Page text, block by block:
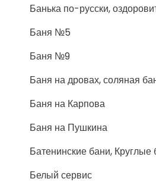
Банька по-русски,
Баня №5
Баня №9
Баня на дровах, соляная
Баня на Карпова
Баня на Пушкина
Батенинские бани, Круглые
Белый сервис